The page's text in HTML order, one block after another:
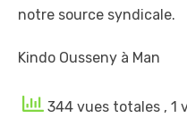
notre source
Kindo Ousseny à Man
344 vues totales , 1